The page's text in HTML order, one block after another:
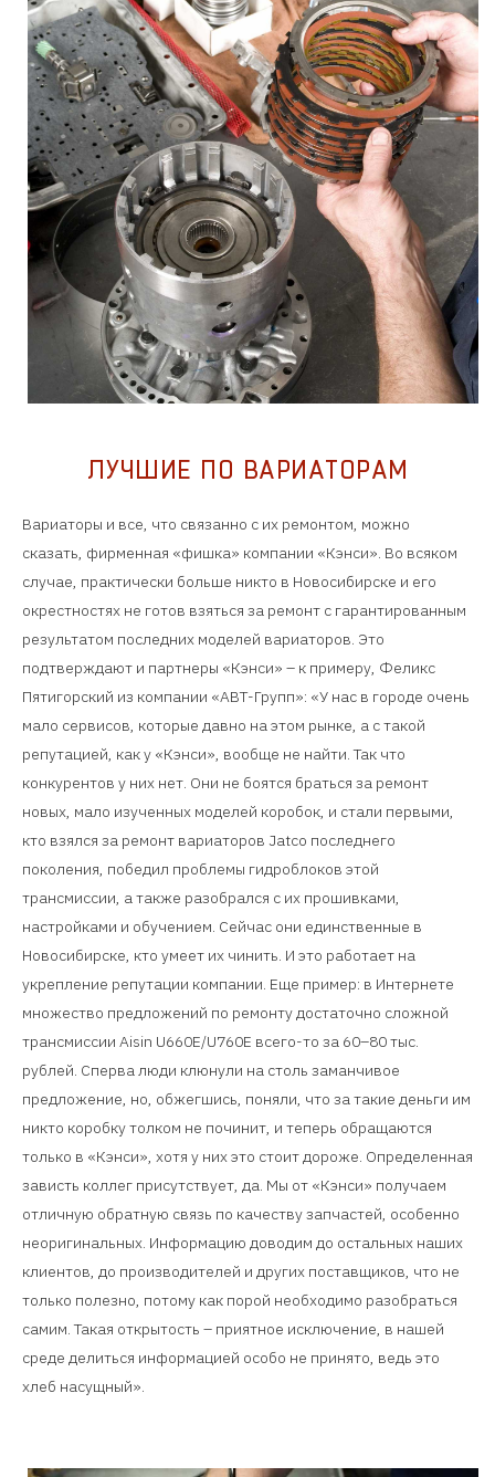
ЛУЧШИЕ ПО ВАРИАТОРАМ
Вариаторы и все, что связанно с их ремонтом, можно
сказать, фирменная «фишка» компании «Кэнси». Во всяком
случае, практически больше никто в Новосибирске и его
окрестностях не готов взяться за ремонт с гарантированным
результатом последних моделей вариаторов. Это
подтверждают и партнеры «Кэнси» – к примеру, Феликс
Пятигорский из компании «АВТ-Групп»: «У нас в городе очень
мало сервисов, которые давно на этом рынке, а с такой
репутацией, как у «Кэнси», вообще не найти. Так что
конкурентов у них нет. Они не боятся браться за ремонт
новых, мало изученных моделей коробок, и стали первыми,
кто взялся за ремонт вариаторов Jatco последнего
поколения, победил проблемы гидроблоков этой
трансмиссии, а также разобрался с их прошивками,
настройками и обучением. Сейчас они единственные в
Новосибирске, кто умеет их чинить. И это работает на
укрепление репутации компании. Еще пример: в Интернете
множество предложений по ремонту достаточно сложной
трансмиссии Aisin U660E/U760E всего-то за 60–80 тыс.
рублей. Сперва люди клюнули на столь заманчивое
предложение, но, обжегшись, поняли, что за такие деньги им
никто коробку толком не починит, и теперь обращаются
только в «Кэнси», хотя у них это стоит дороже. Определенная
зависть коллег присутствует, да. Мы от «Кэнси» получаем
отличную обратную связь по качеству запчастей, особенно
неоригинальных. Информацию доводим до остальных наших
клиентов, до производителей и других поставщиков, что не
только полезно, потому как порой необходимо разобраться
самим. Такая открытость – приятное исключение, в нашей
среде делиться информацией особо не принято, ведь это
хлеб насущный».